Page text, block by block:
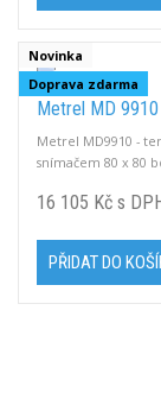
Novinka
Doprava zdarma
Metrel MD
Metrel MD9910 -
snímačem 80 x 80
rozhraními
16 105 Kč s
PŘIDAT DO